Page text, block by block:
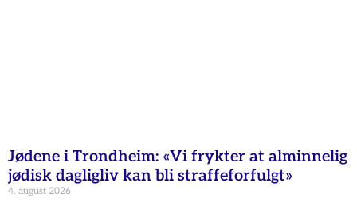
Jødene i Trondheim: «Vi frykter at alminnelig
jødisk dagligliv kan bli straffeforfulgt»
4. august 2026